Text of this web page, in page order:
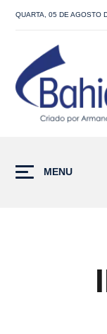
QUARTA, 05 DE AGOSTO
MENU